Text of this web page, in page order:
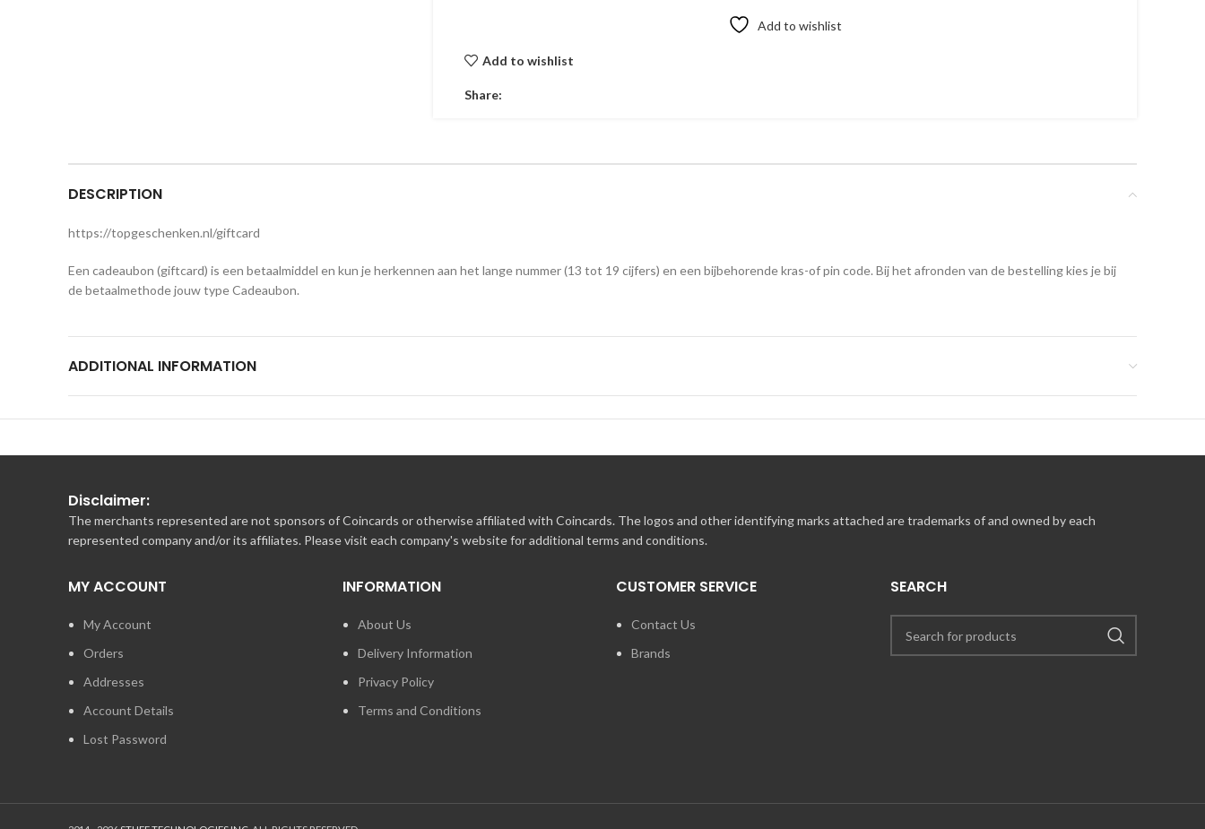
Add to wishlist
Add to wishlist
Share:
DESCRIPTION
https://topgeschenken.nl/giftcard
Een cadeaubon (giftcard) is een betaalmiddel en kun je herkennen aan het lange nummer (13 tot 19 cijfers) en een bijbehorende kras-of pin code. Bij het afronden van de bestelling kies je bij
de betaalmethode jouw type Cadeaubon.
ADDITIONAL INFORMATION
Disclaimer:
The merchants represented are not sponsors of Coincards or otherwise affiliated with Coincards. The logos and other identifying marks attached are trademarks of and owned by each
represented company and/or its affiliates. Please visit each company's website for additional terms and conditions.
MY ACCOUNT
My Account
Orders
Addresses
Account Details
Lost Password
INFORMATION
About Us
Delivery Information
Privacy Policy
Terms and Conditions
CUSTOMER SERVICE
Contact Us
Brands
SEARCH